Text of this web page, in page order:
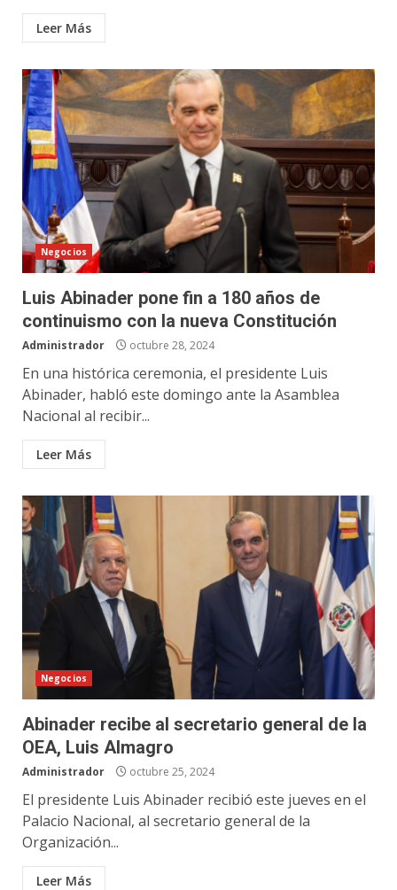
Leer Más
Negocios
Luis Abinader pone fin a 180 años de
continuismo con la nueva Constitución
Administrador octubre 28, 2024
En una histórica ceremonia, el presidente Luis
Abinader, habló este domingo ante la Asamblea
Nacional al recibir...
Leer Más
Negocios
Abinader recibe al secretario general de la
OEA, Luis Almagro
Administrador octubre 25, 2024
El presidente Luis Abinader recibió este jueves en el
Palacio Nacional, al secretario general de la
Organización...
Leer Más